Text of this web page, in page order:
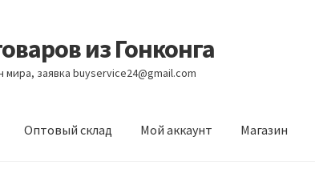
из Гонконга
мира, заявка buyservice24@gmail.com
Оптовый склад Мой аккаунт Магазин